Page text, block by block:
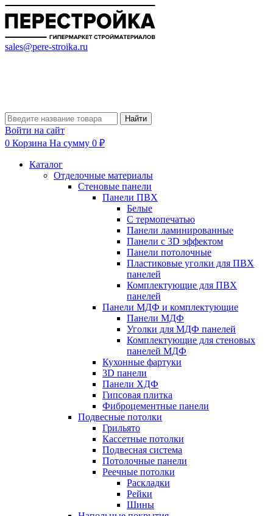
sales@pere-stroika.ru
Найти
Войти на сайт
0 Корзина На сумму 0 ₽
Каталог
Отделочные материалы
Стеновые панели
Панели ПВХ
Белые
С термопечатью
Панели ламинированные
Панели с 3D эффектом
Панели потолочные
Пластиковые уголки для ПВХ
панелей
Комплектующие для ПВХ
панелей
Панели МДФ и комплектующие
Панели МДФ
Уголки для МДФ панелей
Комплектующие для стеновых
панелей МДФ
Кухонные фартуки
3D панели
Панели ХДФ
Гипсовая плитка
Фиброцементные панели
Подвесные потолки
Грильято
Кассетные потолки
Подвесная система
Потолочные панели
Реечные потолки
Раскладки
Рейки
Шины